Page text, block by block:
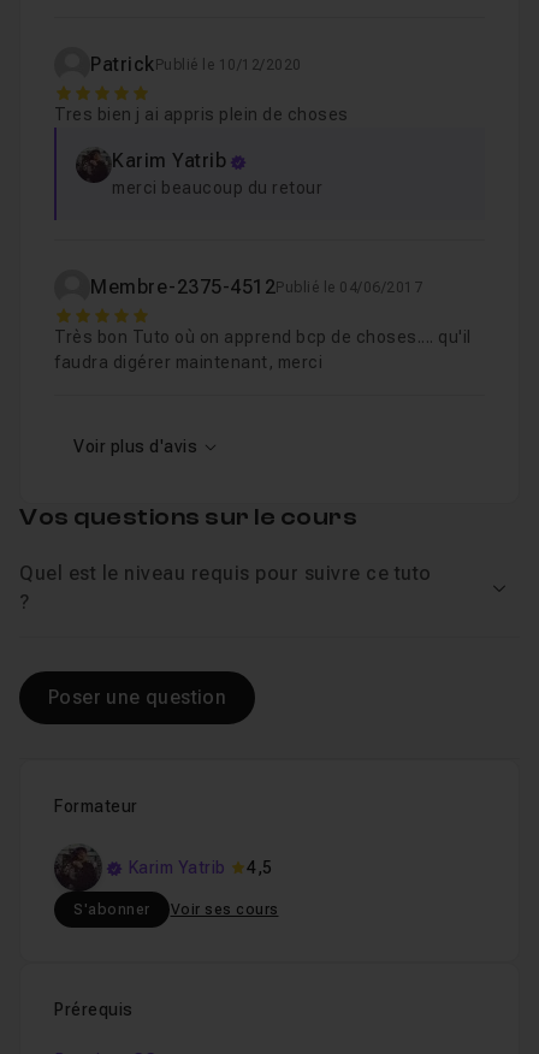
Patrick Publié le 10/12/2020
5
Tres bien j ai appris plein de choses
Karim Yatrib
merci beaucoup du retour
Membre-2375-4512Publié le 04/06/2017
5
Très bon Tuto où on apprend bcp de choses.... qu'il
faudra digérer maintenant, merci
Voir plus d'avis
Formateur
Karim Yatrib 4,5
S'abonner Voir ses cours
Prérequis
Vos questions sur le cours
Quel est le niveau requis pour suivre ce tuto
?
Poser une question